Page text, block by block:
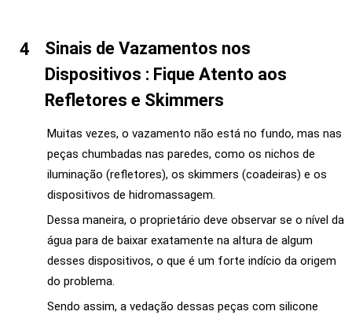
Sinais de Vazamentos nos
Dispositivos : Fique Atento aos
Refletores e Skimmers
Muitas vezes, o vazamento não está no fundo, mas nas
peças chumbadas nas paredes, como os nichos de
iluminação (refletores), os skimmers (coadeiras) e os
dispositivos de hidromassagem.
Dessa maneira, o proprietário deve observar se o nível da
água para de baixar exatamente na altura de algum
desses dispositivos, o que é um forte indício da origem
do problema.
Sendo assim, a vedação dessas peças com silicone